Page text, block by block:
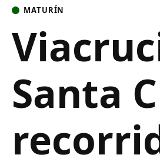
MATURÍN
Santa